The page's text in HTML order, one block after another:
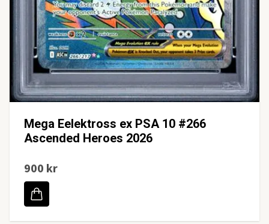
Mega Eelektross ex PSA 10 #266
Ascended Heroes 2026
900 kr